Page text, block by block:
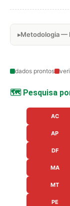
Metodologia —
dados prontos
🗺️ Pesquisa
AC
AP
DF
MA
MT
PE